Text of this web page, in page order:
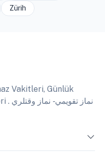
Zürih
Vakitleri, Günlük
Haftalık ve Aylık Ezan Saatleri . نماز تقويمي - نماز وقتلري